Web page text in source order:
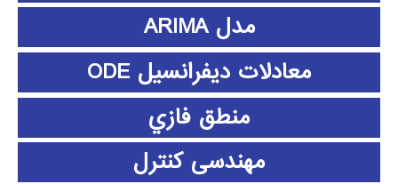
مدل ARIMA
معادلات دیفرانسیل ODE
منطق فازي
مهندسی کنترل